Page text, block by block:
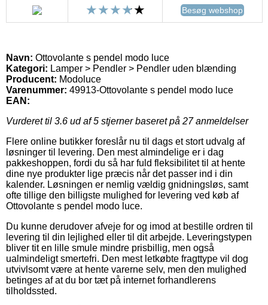
Besøg webshop
Navn: Ottovolante s pendel modo luce
Kategori: Lamper > Pendler > Pendler uden blænding
Producent: Modoluce
Varenummer: 49913-Ottovolante s pendel modo luce
EAN:
Vurderet til 3.6 ud af 5 stjerner baseret på 27anmeldelser
Flere online butikker foreslår nu til dags et stort udvalg af
løsninger til levering. Den mest almindelige er i dag
pakkeshoppen, fordi du så har fuld fleksibilitet til at hente
dine nye produkter lige præcis når det passer ind i din
kalender. Løsningen er nemlig vældig gnidningsløs, samt
ofte tillige den billigste mulighed for levering ved køb af
Ottovolante s pendel modo luce.
Du kunne derudover afveje for og imod at bestille ordren til
levering til din lejlighed eller til dit arbejde. Leveringstypen
bliver tit en lille smule mindre prisbillig, men også
ualmindeligt smertefri. Den mest letkøbte fragttype vil dog
utvivlsomt være at hente varerne selv, men den mulighed
betinges af at du bor tæt på internet forhandlerens
tilholdssted.